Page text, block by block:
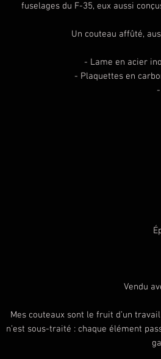
fuselages du F-35, eux aussi
Un couteau affûté,
- Lame en acier
- Plaquettes en
Vendu
Mes couteaux sont le fruit d’un
n’est sous-traité : chaque élément